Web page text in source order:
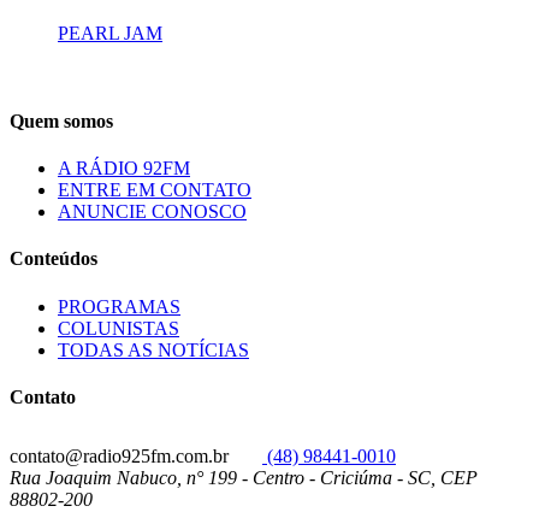
PEARL JAM
Quem somos
A RÁDIO 92FM
ENTRE EM CONTATO
ANUNCIE CONOSCO
Conteúdos
PROGRAMAS
COLUNISTAS
TODAS AS NOTÍCIAS
Contato
contato@radio925fm.com.br
(48) 98441-0010
Rua Joaquim Nabuco, n° 199 - Centro - Criciúma - SC, CEP
88802-200